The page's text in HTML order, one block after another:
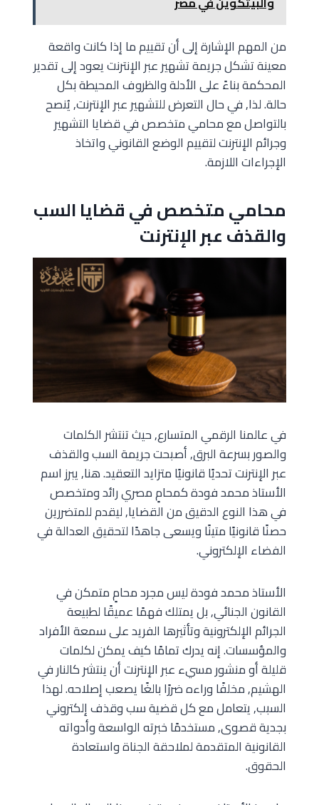
من المهم الإشارة إلى أن تقييم ما إذا كانت واقعة
معينة تشكل جريمة تشهير عبر الإنترنت يعود إلى تقدير
المحكمة بناءً على الأدلة والظروف المحيطة بكل
حالة. لذا, في حال التعرض للتشهير عبر الإنترنت, يُنصح
بالتواصل مع محامي متخصص في قضايا التشهير
وجرائم الإنترنت لتقييم الوضع القانوني واتخاذ
الإجراءات اللازمة.
محامي متخصص في قضايا السب
والقذف عبر الإنترنت
في عالمنا الرقمي المتسارع, حيث تنتشر الكلمات
والصور بسرعة البرق, أصبحت جريمة السب والقذف
عبر الإنترنت تحديًا قانونيًا متزايد التعقيد. هنا, يبرز اسم
الأستاذ محمد فودة كمحامٍ مصري رائد ومتخصص
في هذا النوع الدقيق من القضايا, ليقدم للمتضررين
حصنًا قانونيًا متينًا ويسعى جاهدًا لتحقيق العدالة في
الفضاء الإلكتروني.
الأستاذ محمد فودة ليس مجرد محامٍ متمكن في
القانون الجنائي, بل يمتلك فهمًا عميقًا لطبيعة
الجرائم الإلكترونية وتأثيرها الفريد على سمعة الأفراد
والمؤسسات. إنه يدرك تمامًا كيف يمكن لكلمات
قليلة أو منشور مسيء عبر الإنترنت أن ينتشر كالنار في
الهشيم, مخلفًا وراءه ضررًا بالغًا يصعب إصلاحه. لهذا
السبب, يتعامل مع كل قضية سب وقذف إلكتروني
بجدية قصوى, مستخدمًا خبرته الواسعة وأدواته
القانونية المتقدمة لملاحقة الجناة واستعادة
الحقوق.